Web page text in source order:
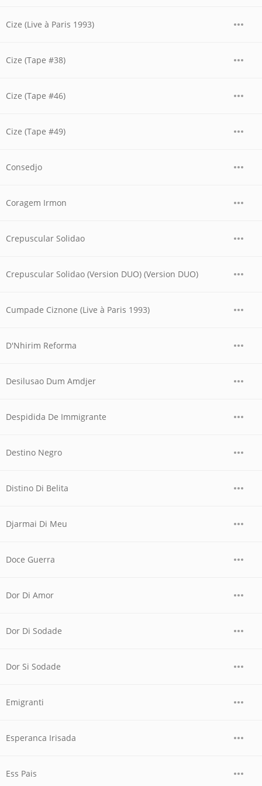
Cize (Live à Paris 1993)
Cize (Tape #38)
Cize (Tape #46)
Cize (Tape #49)
Consedjo
Coragem Irmon
Crepuscular Solidao
Crepuscular Solidao (Version DUO) (Version DUO)
Cumpade Ciznone (Live à Paris 1993)
D'Nhirim Reforma
Desilusao Dum Amdjer
Despidida De Immigrante
Destino Negro
Distino Di Belita
Djarmai Di Meu
Doce Guerra
Dor Di Amor
Dor Di Sodade
Dor Si Sodade
Emigranti
Esperanca Irisada
Ess Pais